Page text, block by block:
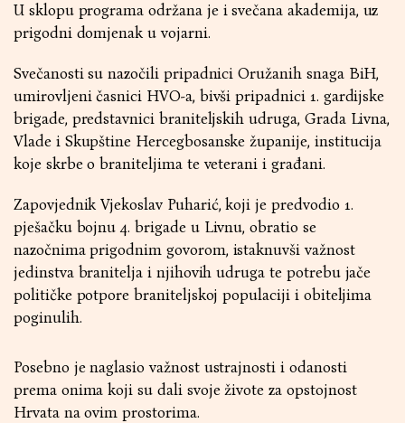
U sklopu programa održana je i svečana akademija, uz
prigodni domjenak u vojarni.
Svečanosti su nazočili pripadnici Oružanih snaga BiH,
umirovljeni časnici HVO-a, bivši pripadnici 1. gardijske
brigade, predstavnici braniteljskih udruga, Grada Livna,
Vlade i Skupštine Hercegbosanske županije, institucija
koje skrbe o braniteljima te veterani i građani.
Zapovjednik Vjekoslav Puharić, koji je predvodio 1.
pješačku bojnu 4. brigade u Livnu, obratio se
nazočnima prigodnim govorom, istaknuvši važnost
jedinstva branitelja i njihovih udruga te potrebu jače
političke potpore braniteljskoj populaciji i obiteljima
poginulih.
Posebno je naglasio važnost ustrajnosti i odanosti
prema onima koji su dali svoje živote za opstojnost
Hrvata na ovim prostorima.